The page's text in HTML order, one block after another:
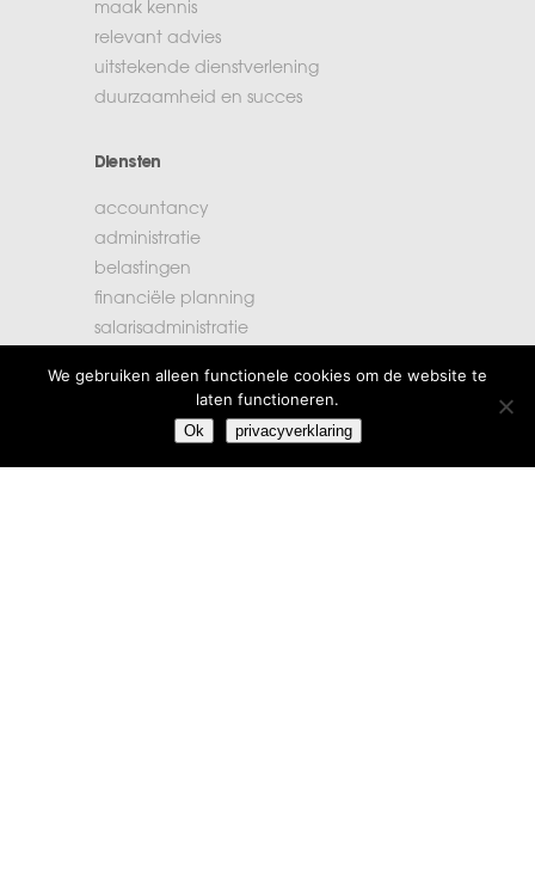
maak kennis
relevant advies
uitstekende dienstverlening
duurzaamheid en succes
Diensten
accountancy
administratie
belastingen
financiële planning
salarisadministratie
Extra informatie
vacatures
beroepsregels
We gebruiken alleen functionele cookies om de website te
laten functioneren.
Ok privacyverklaring